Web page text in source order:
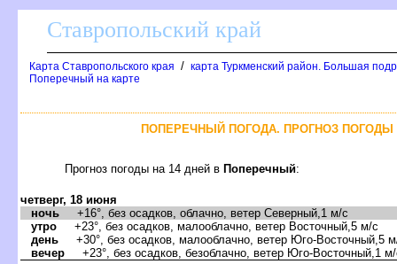
Ставропольский край
Карта Ставропольского края / карта Туркменский район. Большая
Поперечный на карте
ПОПЕРЕЧНЫЙ ПОГОДА. ПРОГНОЗ
Прогноз погоды на 14 дней в Поперечный:
четверг, 18 июня
ночь +16°, без осадков, облачно, ветер Северный,1 м/с
утро +23°, без осадков, малооблачно, ветер Восточный,5 м/с
день +30°, без осадков, малооблачно, ветер Юго-Восточный,5
вечер +23°, без осадков, безоблачно, ветер Юго-Восточный,1